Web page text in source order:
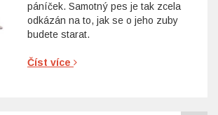
páníček. Samotný pes je tak zcela
odkázán na to, jak se o jeho zuby
budete starat.
Číst více